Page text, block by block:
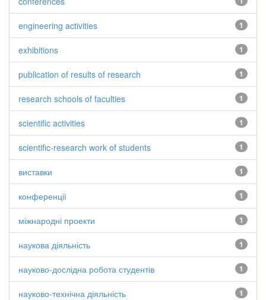
1
engineering activities
1
exhibitions
1
publication of results of research
1
research schools of faculties
1
scientific activities
1
scientific-research work of students
1
виставки
1
конференції
1
міжнародні проекти
1
наукова діяльність
1
науково-дослідна робота студентів
1
науково-технічна діяльність